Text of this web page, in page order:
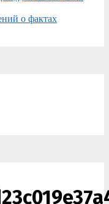
о фактах